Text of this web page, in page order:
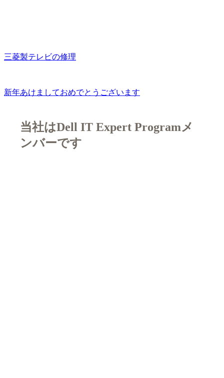
三菱製テレビの修理
新年あけましておめでとうございます
当社はDell IT Expert Programメ
ンバーです